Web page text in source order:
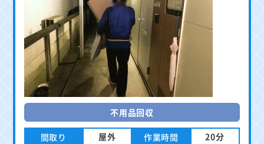
不用品回収
間取り 屋外 作業時間 20分